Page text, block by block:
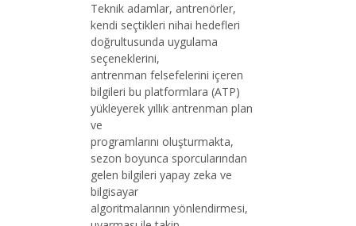
Teknik adamlar, antrenörler,
kendi seçtikleri nihai hedefleri
doğrultusunda uygulama
seçeneklerini,
antrenman felsefelerini içeren
bilgileri bu platformlara (ATP)
yükleyerek yıllık antrenman plan
ve
programlarını oluşturmakta,
sezon boyunca sporcularından
gelen bilgileri yapay zeka ve
bilgisayar
algoritmalarının yönlendirmesi,